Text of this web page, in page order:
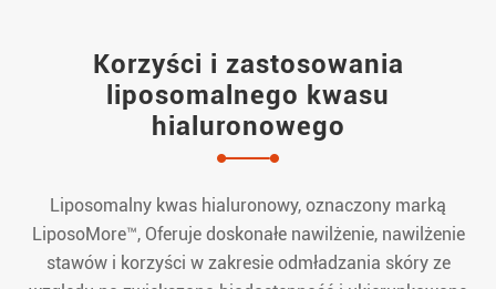
Korzyści i zastosowania
liposomalnego kwasu
hialuronowego
Liposomalny kwas hialuronowy, oznaczony marką
LiposoMore™, Oferuje doskonałe nawilżenie, nawilżenie
stawów i korzyści w zakresie odmładzania skóry ze